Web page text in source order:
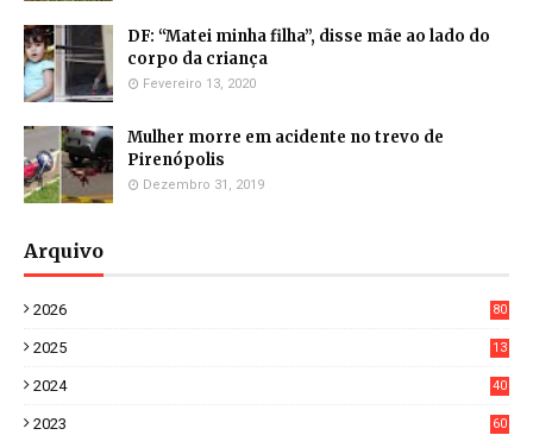
DF: “Matei minha filha”, disse mãe ao lado do
corpo da criança
Fevereiro 13, 2020
Mulher morre em acidente no trevo de
Pirenópolis
Dezembro 31, 2019
Arquivo
2026
80
2025
13
2024
40
2023
60